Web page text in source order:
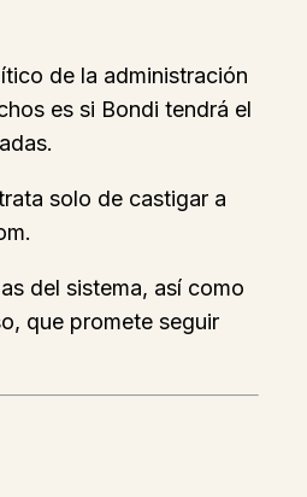
de la administración
es si Bondi tendrá el
solo de castigar a
del sistema, así como
que promete seguir